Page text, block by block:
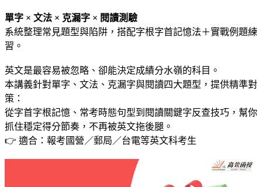
單字 × 文法 × 克漏字 × 閱讀測驗
系統整理常見題型與陷阱，搭配字根字首記憶法＋實戰例題練
習。
英文是最容易被忽略、卻能決定成績分水嶺的科目。
本講義針對單字、文法、克漏字與閱讀四大題型，提供精準對
策：
從字首字根記憶、常考時態句型到閱讀關鍵字反查技巧，幫你
抓住穩定得分節奏，不再被英文拖後腿。
👉 適合：報考國營／郵局／台電等英文科考生